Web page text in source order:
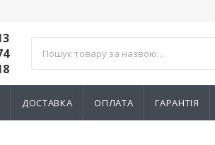
ДОСТАВКА ОПЛАТА ГАРАНТІЯ